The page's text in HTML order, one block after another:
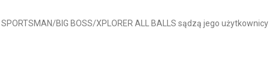
BIG BOSS/XPLORER ALL BALLS sądzą jego użytkownicy